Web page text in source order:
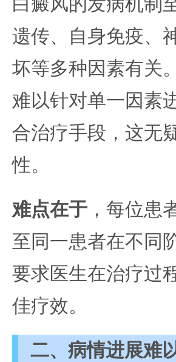
白癜风的发病机制
遗传、自身免疫、
坏等多种因素有关
难以针对单一因素
合治疗手段，这无
性。
难点在于 ，每位患
至同一患者在不同
要求医生在治疗过
佳疗效。
二、病情进展难